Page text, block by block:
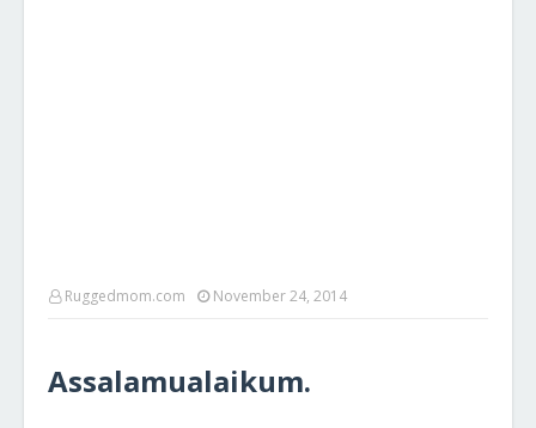
Ruggedmom.com November 24, 2014
Assalamualaikum.